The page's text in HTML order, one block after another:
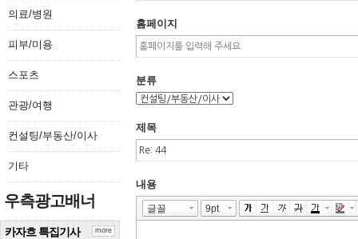
의료/병원
피부/미용
스포츠
관광/여행
컨설팅/부동산/이사
기타
우측광고배너
카자흐 특집기사 more
홈페이지
분류
제목
내용